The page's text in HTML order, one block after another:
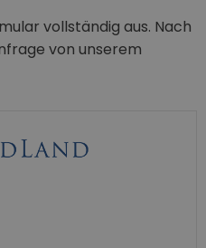
vollständig aus. Nach
von unserem